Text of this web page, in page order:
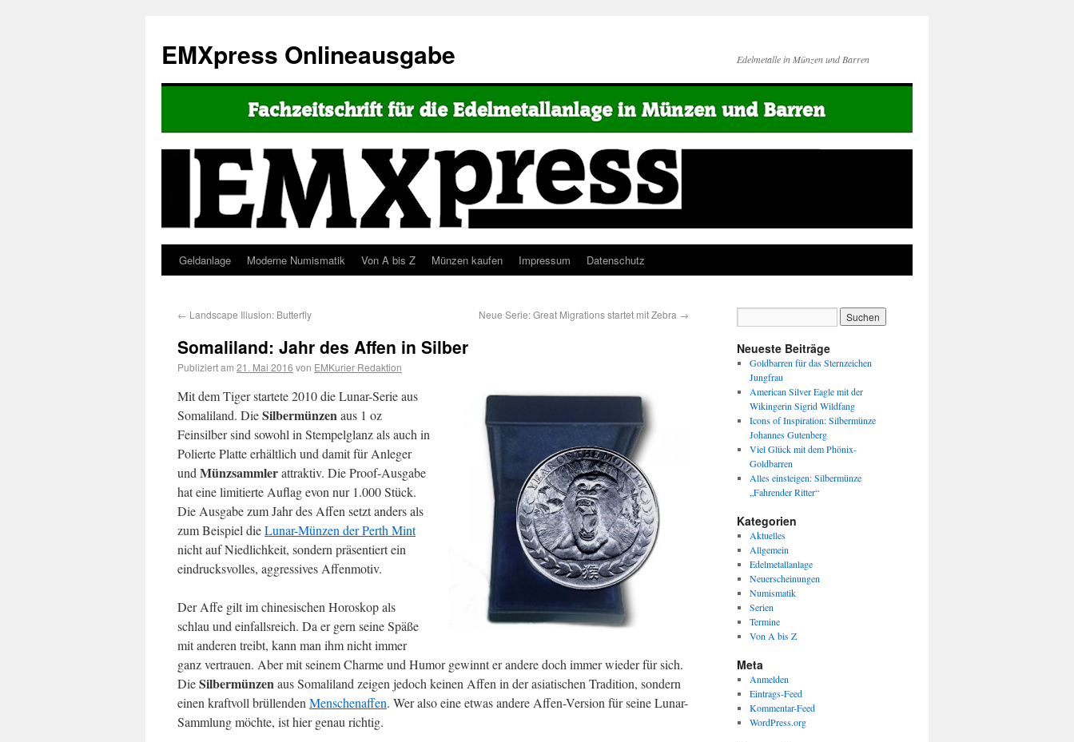
EMXpress Onlineausgabe Edelmetalle in Münzen und Barren
Geldanlage Moderne Numismatik Von A bis Z Münzen kaufen Impressum Datenschutz
← Landscape Illusion: Butterfly Neue Serie: Great Migrations startet mit Zebra →
Somaliland: Jahr des Affen in Silber
Publiziert am 21. Mai 2016 von EMKurier Redaktion
Mit dem Tiger startete 2010 die Lunar-Serie aus
Somaliland. DieSilbermünzenaus 1 oz
Feinsilber sind sowohl in Stempelglanz als auch in
Polierte Platte erhältlich und damit für Anleger
und Münzsammlerattraktiv. Die Proof-Ausgabe
hat eine limitierte Auflag evon nur 1.000 Stück.
Die Ausgabe zum Jahr des Affen setzt anders als
zum Beispiel dieLunar-Münzen der Perth Mint
nicht auf Niedlichkeit, sondern präsentiert ein
eindrucksvolles, aggressives Affenmotiv.
Der Affe gilt im chinesischen Horoskop als
schlau und einfallsreich. Da er gern seine Späße
mit anderen treibt, kann man ihm nicht immer
ganz vertrauen. Aber mit seinem Charme und Humor gewinnt er andere doch immer wieder für sich.
DieSilbermünzenaus Somaliland zeigen jedoch keinen Affen in der asiatischen Tradition, sondern
einen kraftvoll brüllenden Menschenaffen. Wer also eine etwas andere Affen-Version für seine Lunar-
Sammlung möchte, ist hier genau richtig.
Neueste Beiträge
Goldbarren für das Sternzeichen
Jungfrau
American Silver Eagle mit der
Wikingerin Sigrid Wildfang
Icons of Inspiration: Silbermünze
Johannes Gutenberg
Viel Glück mit dem Phönix-
Goldbarren
Alles einsteigen: Silbermünze
„Fahrender Ritter“
Kategorien
Aktuelles
Allgemein
Edelmetallanlage
Neuerscheinungen
Numismatik
Serien
Termine
Von A bis Z
Meta
Anmelden
Eintrags-Feed
Kommentar-Feed
WordPress.org